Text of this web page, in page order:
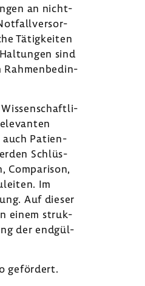
an nicht­
Tätig­keiten
sind
Rahmen­be­din­
Wissen­schaft­li­
auch Pati­en­
Schlüs­
Compa­rison,
Im
Auf dieser
einem struk­
der endgül­
geför­dert.